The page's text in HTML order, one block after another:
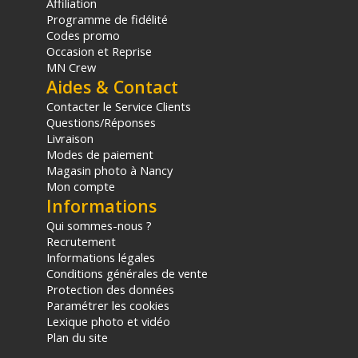
Lame d’ouverture : 18
Type de mise au point : Manuel avec rotation de 270 degrés
Type d'ouverture : Ajustement déclic et transparent
Filetage du filtre : 67 mm
Spécification du filtre M67*0.75
Angle de rotation de la bague de mise au point : Mise au
point à 270°
PHYSIQUE
Couleur : Noir
Matériau : Aluminium de qualité aéronautique
Diamètre maximal : 79 mm
Longueur : 93,8 mm
Poids : 590 g
CONTENU DU CARTON
1x Objectif Sirui Cinéma Nightwalker Series 75 mm T1.2 S35 à
mise au point manuelle - Monture X - Noir
1x Boîte d’emballage
Programme de fidélité
Codes promo
Occasion et Reprise
MN Crew
Aides & Contact
Contacter le Service Clients
Questions/Réponses
Livraison
Modes de paiement
Magasin photo à Nancy
Mon compte
Informations
Qui sommes-nous ?
Recrutement
Informations légales
Conditions générales de vente
Protection des données
Paramétrer les cookies
Lexique photo et vidéo
Plan du site